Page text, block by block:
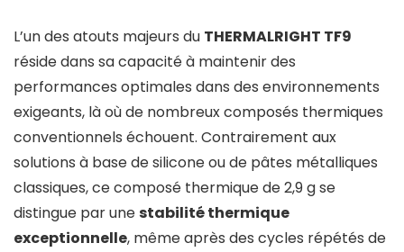
L’un des atouts majeurs du THERMALRIGHT TF9
réside dans sa capacité à maintenir des
performances optimales dans des environnements
exigeants, là où de nombreux composés thermiques
conventionnels échouent. Contrairement aux
solutions à base de silicone ou de pâtes métalliques
classiques, ce composé thermique de 2,9 g se
distingue par unestabilité thermique
exceptionnelle, même après des cycles répétés de